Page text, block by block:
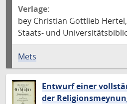
Verlage:
bey Christian Gottlieb
Staats- und
Mets
Entwurf einer
der